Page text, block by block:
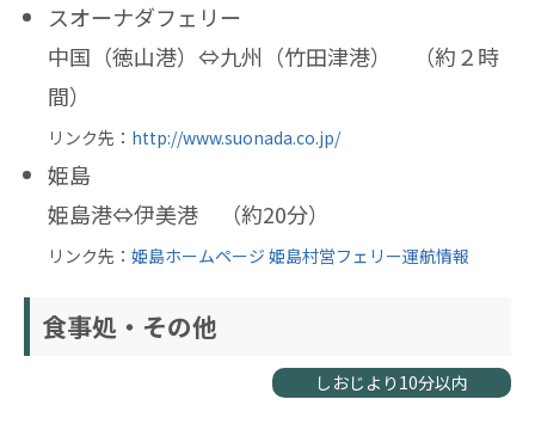
スオーナダフェリー
中国（徳山港）⇔九州（竹田津港） （約２時
間）
リンク先： http://www.suonada.co.jp/
姫島
姫島港⇔伊美港 （約20分）
リンク先： 姫島ホームページ 姫島村営フェリー運航情報
食事処・その他
しおじより10分以内